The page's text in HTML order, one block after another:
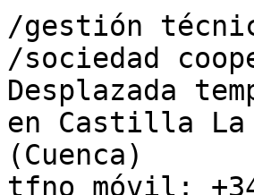
/gestión
/sociedad
Desplazada
en Castilla La
(Cuenca)
tfno móvil: